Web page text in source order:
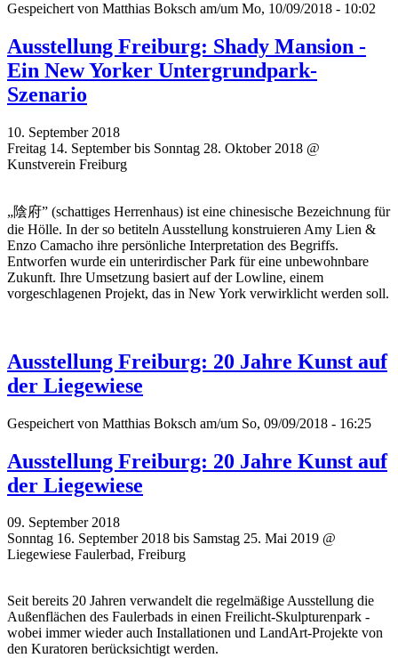
Gespeichert von Matthias Boksch am/um Mo, 10/09/2018 - 10:02
Ausstellung Freiburg: Shady Mansion -
Ein New Yorker Untergrundpark-
Szenario
10. September 2018
Freitag 14. September bis Sonntag 28. Oktober 2018 @
Kunstverein Freiburg
„陰府” (schattiges Herrenhaus) ist eine chinesische Bezeichnung für
die Hölle. In der so betiteln Ausstellung konstruieren Amy Lien &
Enzo Camacho ihre persönliche Interpretation des Begriffs.
Entworfen wurde ein unterirdischer Park für eine unbewohnbare
Zukunft. Ihre Umsetzung basiert auf der Lowline, einem
vorgeschlagenen Projekt, das in New York verwirklicht werden soll.
Ausstellung Freiburg: 20 Jahre Kunst auf
der Liegewiese
Gespeichert von Matthias Boksch am/um So, 09/09/2018 - 16:25
Ausstellung Freiburg: 20 Jahre Kunst auf
der Liegewiese
09. September 2018
Sonntag 16. September 2018 bis Samstag 25. Mai 2019 @
Liegewiese Faulerbad, Freiburg
Seit bereits 20 Jahren verwandelt die regelmäßige Ausstellung die
Außenflächen des Faulerbads in einen Freilicht-Skulpturenpark -
wobei immer wieder auch Installationen und LandArt-Projekte von
den Kuratoren berücksichtigt werden.